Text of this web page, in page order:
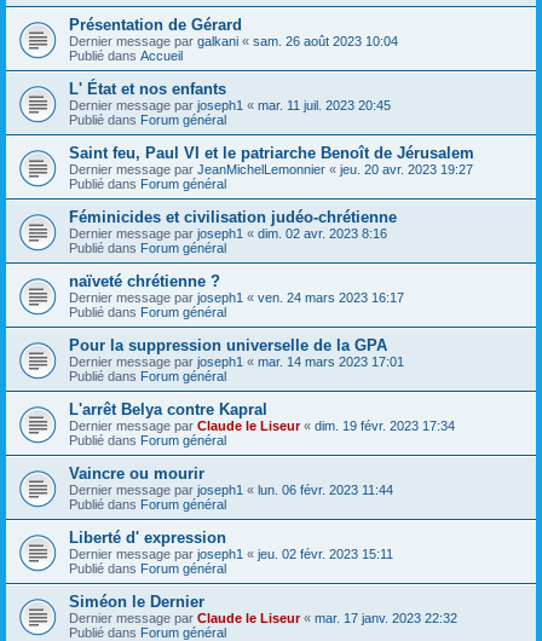
Présentation de Gérard
Dernier message par galkani « sam. 26 août 2023 10:04
Publié dans Accueil
L' État et nos enfants
Dernier message par joseph1 « mar. 11 juil. 2023 20:45
Publié dans Forum général
Saint feu, Paul VI et le patriarche Benoît de Jérusalem
Dernier message par JeanMichelLemonnier « jeu. 20 avr. 2023 19:27
Publié dans Forum général
Féminicides et civilisation judéo-chrétienne
Dernier message par joseph1 « dim. 02 avr. 2023 8:16
Publié dans Forum général
naïveté chrétienne ?
Dernier message par joseph1 « ven. 24 mars 2023 16:17
Publié dans Forum général
Pour la suppression universelle de la GPA
Dernier message par joseph1 « mar. 14 mars 2023 17:01
Publié dans Forum général
L'arrêt Belya contre Kapral
Dernier message par Claude le Liseur« dim. 19 févr. 2023 17:34
Publié dans Forum général
Vaincre ou mourir
Dernier message par joseph1 « lun. 06 févr. 2023 11:44
Publié dans Forum général
Liberté d' expression
Dernier message par joseph1 « jeu. 02 févr. 2023 15:11
Publié dans Forum général
Siméon le Dernier
Dernier message par Claude le Liseur« mar. 17 janv. 2023 22:32
Publié dans Forum général